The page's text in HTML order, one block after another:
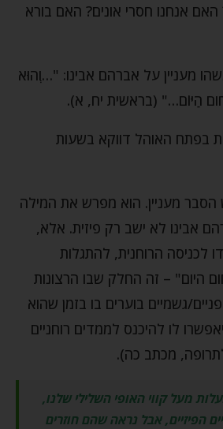
אנחנו חסרי אונים? האם בורא
מעניין על אברהם אבינו: "…וְהוּא
הַיּוֹם…" (בראשית יח, א).
בפתח האוהל דווקא בשעות
הסבר מעניין. הוא מפרש את המילה
אבינו לא ישב רק פיזית. אלא,
לכניסה הרוחנית, להתגלות
היום" – זה החלק שבו הרצונות
גשמיים בוערים בו בזמן שהוא
לו להיכנס לממדים רוחניים
מכתב כה).
מעל קווי האופי השלילי שלנו,
הפיזיים, אבל נראה שהם חוזרים